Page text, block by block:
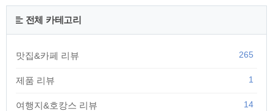
전체 카테고리
맛집&카페 리뷰 265
제품 리뷰 1
여행지&호캉스 리뷰 14